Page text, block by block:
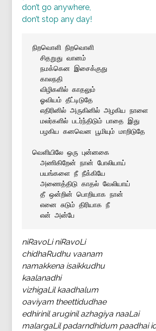
don’t go anywhere,
don’t stop any day!
நிறவொளி நிறவொளி
சிதறுது வானம்
நமக்கென இசைக்குது
காலநதி
விழிகளில் காதலும்
ஓவியம் தீட்டிடுதே
எதிரினில் அருகினில் அழகிய நாளை
மலர்களில் படர்ந்திடும் பாதை இது
பழகிய கனவென பூமியும் மாறிடுதே
வெளியிலே ஒரு புன்னகை
அணிகிறேன் நான் போலியாய்
பயங்களை நீ நீக்கியே
அணைத்திடு காதல் வேலியாய்
தீ ஒன்றின் பொறியாக நான்
எனை சுடும் திரியாக நீ
என் அன்பே
niRavoLi niRavoLi
chidhaRudhu vaanam
namakkena isaikkudhu
kaalanadhi
vizhigaLil kaadhalum
oaviyam theettidudhae
edhirinil aruginil azhagiya naaLai
malargaLil padarndhidum paadhai